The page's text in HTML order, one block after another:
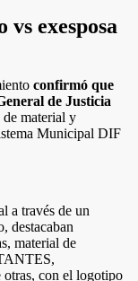
exesposa
confirmó que
de Justicia
material y
Municipal DIF
a través de un
destacaban
material de
con el logotipo